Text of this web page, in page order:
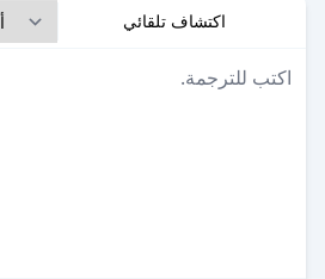
اكتشاف تلقائي